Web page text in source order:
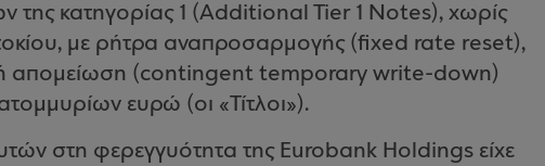
της κατηγορίας 1 (Additional Tier 1 Notes), χωρίς
με ρήτρα αναπροσαρμογής (fixed rate reset),
απομείωση (contingent temporary write-down)
ευρώ (οι «Τίτλοι»).
στη φερεγγυότητα της Eurobank Holdings είχε